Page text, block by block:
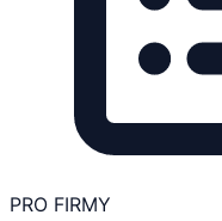
PRO FIRMY